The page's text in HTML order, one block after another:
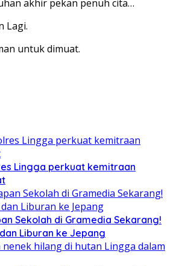
akhir pekan penuh cita…
Lagi.
untuk dimuat.
Lingga perkuat kemitraan
Sekolah di Gramedia Sekarang!
Liburan ke Jepang